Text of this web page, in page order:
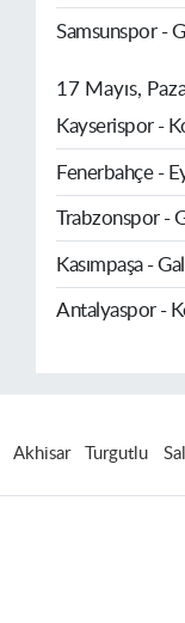
Samsunspor -
17 Mayıs,
Kayserispor -
Fenerbahçe -
Trabzonspor -
Kasımpaşa -
Antalyaspor -
Akhisar Turgutlu